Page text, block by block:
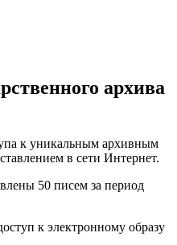
архива
к уникальным архивным
в сети Интернет.
50 писем за период
к электронному образу